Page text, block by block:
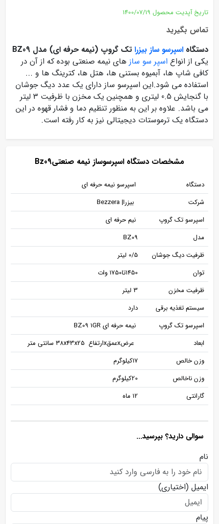
تاریخ آپدیت محصول 1400/07/19
تماس بگیرید
دستگاه اسپرسو ساز بیزرا تک گروپ (نیمه حرفه ای) مدل BZ09
یکی از انواع اسپر سو ساز های نیمه صنعتی بوده که از آن در
کافی شاپ ها، آبمیوه بستنی ها، هتل ها، کترینگ ها و ...
استفاده می شود.این اسپرسو ساز دارای یک عدد دیگ جوشان
با گنجایش 0.5 لیتری و همچنین یک مخزن با ظرفیت 3 لیتر
می باشد. علاوه بر این به منظور تنظیم دما و فشار قهوه در این
دستگاه یک ترموستات دیجیتالی نیز به کار رفته است.
مشخصات دستگاه اسپرسوساز نیمه صنعتیBz09
دستگاه
اسپرسو نیمه حرفه ای
شرکت
بیزرا| Bezzera
اسپرسو تک گروپ
نیم حرفه ای
مدل
BZ09
ظرفیت دیگ جوشان
0/5 لیتر
توان
1450تا1750 وات
ظرفیت مخزن
3 لیتر
سیستم تغذیه برقی
دارد
اسپرسو تک گروپ
نیمه حرفه ای BZ09 1GR
ابعاد
عرضxعمقxارتفاع ۳۸x43x25 سانتی متر
وزن خالص
17کیلوگرم
وزن ناخالص
20کیلوگرم
گارانتی
12 ماه
سوالی دارید؟ بپرسید...
نام
ایمیل (اختیاری)
پیام